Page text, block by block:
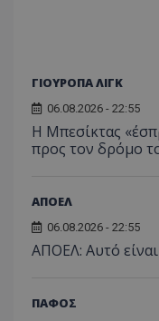
ΓΙΟΥΡΟΠΑ ΛΙΓΚ
06.08.2026 - 22:55
Η Μπεσίκτας
προς τον δρόμο
ΑΠΟΕΛ
06.08.2026 - 22:55
ΑΠΟΕΛ: Αυτό
ΠΑΦΟΣ